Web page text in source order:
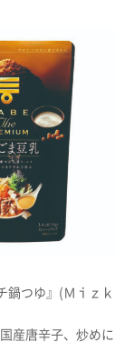
鍋つゆ』(Ｍｉｚｋ
産唐辛子、炒めに